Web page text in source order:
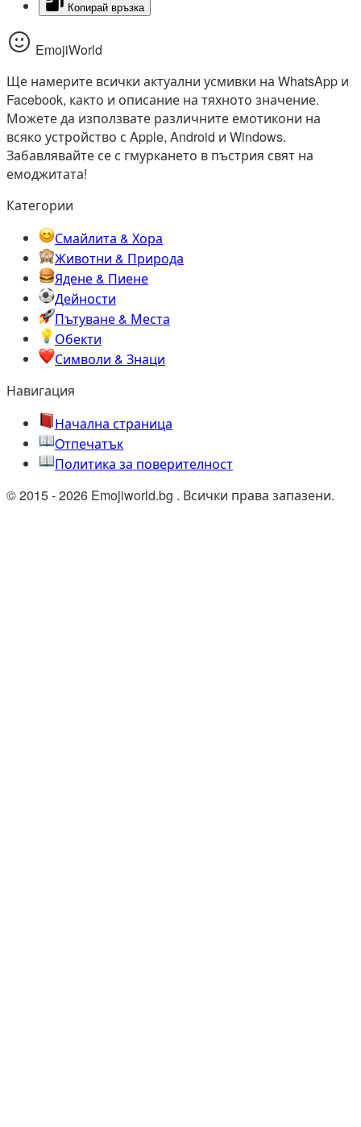
Копирай връзка
EmojiWorld
Ще намерите всички актуални усмивки на WhatsApp и
Facebook, както и описание на тяхното значение.
Можете да използвате различните емотикони на
всяко устройство с Apple, Android и Windows.
Забавлявайте се с гмуркането в пъстрия свят на
емоджитата!
Категории
Смайлита & Хора
Животни & Природа
Ядене & Пиене
Дейности
Пътуване & Места
Обекти
Символи & Знаци
Навигация
Начална страница
Oтпечатък
Политика за поверителност
© 2015 - 2026 Emojiworld.bg . Всички права запазени.